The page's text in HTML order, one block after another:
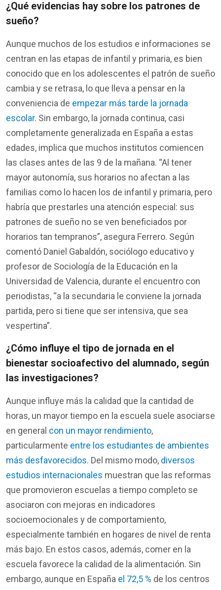
¿Qué evidencias hay sobre los patrones de
sueño?
Aunque muchos de los estudios e informaciones se
centran en las etapas de infantil y primaria, es bien
conocido que en los adolescentes el patrón de sueño
cambia y se retrasa, lo que lleva a pensar en la
conveniencia de empezar más tarde la jornada
escolar. Sin embargo, la jornada continua, casi
completamente generalizada en España a estas
edades, implica que muchos institutos comiencen
las clases antes de las 9 de la mañana. “Al tener
mayor autonomía, sus horarios no afectan a las
familias como lo hacen los de infantil y primaria, pero
habría que prestarles una atención especial: sus
patrones de sueño no se ven beneficiados por
horarios tan tempranos”, asegura Ferrero. Según
comentó Daniel Gabaldón, sociólogo educativo y
profesor de Sociología de la Educación en la
Universidad de Valencia, durante el encuentro con
periodistas, “a la secundaria le conviene la jornada
partida, pero si tiene que ser intensiva, que sea
vespertina”.
¿Cómo influye el tipo de jornada en el
bienestar socioafectivo del alumnado, según
las investigaciones?
Aunque influye más la calidad que la cantidad de
horas, un mayortiempo en la escuela suele asociarse
en general con un mayor rendimiento,
particularmente entre los estudiantes de ambientes
más desfavorecidos. Del mismo modo, diversos
estudios internacionales muestran que las reformas
que promovieron escuelas a tiempo completo se
asociaron con mejoras en indicadores
socioemocionales y de comportamiento,
especialmente también en hogares de nivel de renta
más bajo. En estos casos, además, comer en la
escuela favorece la calidad de la alimentación. Sin
embargo, aunque en España el 72,5 % de los centros